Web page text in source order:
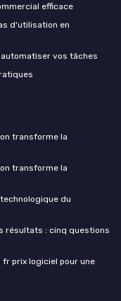
efficace
d'utilisation en
vos tâches
transforme la
transforme la
du
résultats : cinq questions
prix logiciel pour une